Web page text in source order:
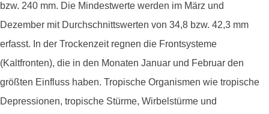
bzw. 240 mm. Die Mindestwerte werden im März und
Dezember mit Durchschnittswerten von 34,8 bzw. 42,3 mm
erfasst. In der Trockenzeit regnen die Frontsysteme
(Kaltfronten), die in den Monaten Januar und Februar den
größten Einfluss haben. Tropische Organismen wie tropische
Depressionen, tropische Stürme, Wirbelstürme und